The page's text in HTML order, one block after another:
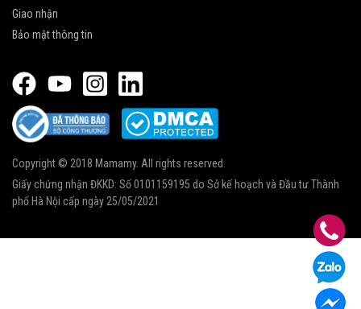
Giao nhận
Bảo mật thông tin
Copyright © 2018 Mamamy. All rights reserved.
Giấy chứng nhận ĐKKD: Số 0101159195 do Sở kế hoạch và Đầu tư Thành
phố Hà Nội cấp ngày 25/05/2021